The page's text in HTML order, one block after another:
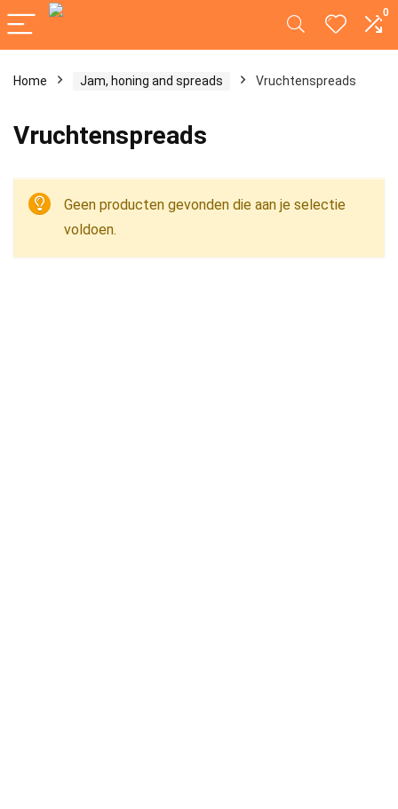
0
Home Jam, honing and spreads Vruchtenspreads
Vruchtenspreads
Geen producten gevonden die aan je selectie
voldoen.